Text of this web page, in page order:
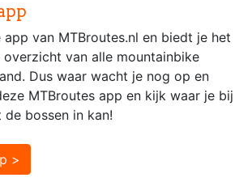
app van MTBroutes.nl en biedt je het
van alle mountainbike
Dus waar wacht je nog op en
MTBroutes app en kijk waar je bij
bossen in kan!
>